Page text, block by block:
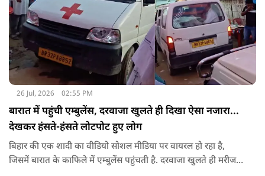
26 Jul, 2026 02:55 PM
बारात में पहुंची एम्बुलेंस, दरवाजा खुलते ही दिखा ऐसा नजारा...
देखकर हंसते-हंसते लोटपोट हुए लोग
बिहार की एक शादी का वीडियो सोशल मीडिया पर वायरल हो रहा है,
जिसमें बारात के काफिले में एम्बुलेंस पहुंचती है. दरवाजा खुलते ही मरीज